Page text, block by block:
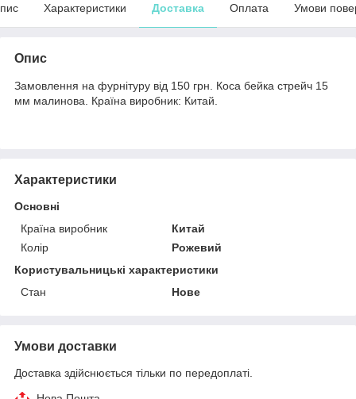
Характеристики Доставка Оплата Умови
Опис
Замовлення на фурнітуру від 150 грн. Коса бейка стрейч 15
мм малинова. Країна виробник: Китай.
Характеристики
Основні
Країна виробник
Китай
Колір
Рожевий
Користувальницькі характеристики
Стан
Нове
Умови доставки
Доставка здійснюється тільки по передоплаті.